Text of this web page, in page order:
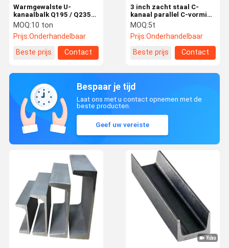
Warmgewalste U-
kanaalbalk Q195 / Q235
C-vormige
staalbalkverwerkingsonderdelen
MOQ:10 ton
Prijs:Onderhandelbaar
Beste prijs
Contact
3 inch zacht staal C-
kanaal parallel C-vormig
staal kanaal 127 * 64 *
14.9
MOQ:5t
Prijs:Onderhandelbaar
Beste prijs
Contact
Bespaar je tijd
Laat ons met u contact opnemen met de
beste producten.
Geef uw vereiste